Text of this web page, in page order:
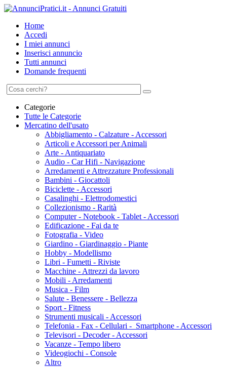
Home
Accedi
I miei annunci
Inserisci annuncio
Tutti annunci
Domande frequenti
Categorie
Tutte le Categorie
Mercatino dell'usato
Abbigliamento - Calzature - Accessori
Articoli e Accessori per Animali
Arte - Antiquariato
Audio - Car Hifi - Navigazione
Arredamenti e Attrezzature Professionali
Bambini - Giocattoli
Biciclette - Accessori
Casalinghi - Elettrodomestici
Collezionismo - Rarità
Computer - Notebook - Tablet - Accessori
Edificazione - Fai da te
Fotografia - Video
Giardino - Giardinaggio - Piante
Hobby - Modellismo
Libri - Fumetti - Riviste
Macchine - Attrezzi da lavoro
Mobili - Arredamenti
Musica - Film
Salute - Benessere - Bellezza
Sport - Fitness
Strumenti musicali - Accessori
Telefonia - Fax - Cellulari - Smartphone - Accessori
Televisori - Decoder - Accessori
Vacanze - Tempo libero
Videogiochi - Console
Altro